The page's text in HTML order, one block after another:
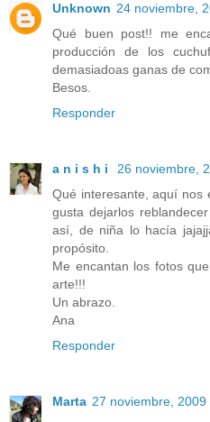
Unknown 24 noviembre,
Qué buen post!! me
producción de los
demasiadoas ganas de
Besos.
Responder
a n i s h i
26 noviembre,
Qué interesante, aquí nos
gusta dejarlos
así, de niña lo hacía
propósito.
Me encantan los fotos
arte!!!
Un abrazo.
Ana
Responder
Marta 27 noviembre, 2009